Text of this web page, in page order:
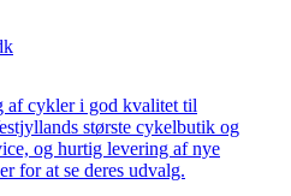
af cykler i god kvalitet til
største cykelbutik og
og hurtig levering af nye
for at se deres udvalg.